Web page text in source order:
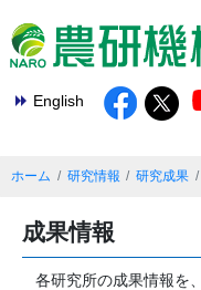
English
ホーム 研究情報 研究成果
成果情報
各研究所の成果情報を